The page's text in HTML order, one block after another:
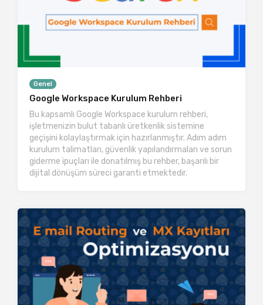
Genel
Google Workspace Kurulum Rehberi
Bu kapsamlı Google Workspace kurulum rehberi,
işletmenizin bulut tabanlı üretkenlik sistemine
geçişini kolaylaştırmak için hazırlanmıştır. Adım adım
kurulum talimatları, güvenlik yapılandırmaları ve sorun
giderme ipuçları ile donatılmış bu rehber, başarılı bir
dijital dönüşüm süreci garanti etmektedir.